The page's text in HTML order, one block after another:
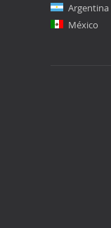
Argentina
México